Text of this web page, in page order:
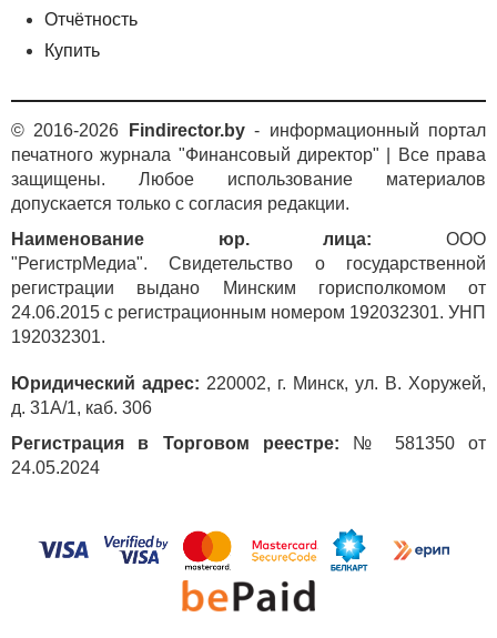
Отчётность
Купить
© 2016-2026 Findirector.by- информационный портал
печатного журнала "Финансовый директор" | Все права
защищены. Любое использование материалов
допускается только с согласия редакции.
Наименование юр. лица: ООО
"РегистрМедиа". Свидетельство о государственной
регистрации выдано Минским горисполкомом от
24.06.2015 с регистрационным номером 192032301. УНП
192032301.
Юридический адрес: 220002, г. Минск, ул. В. Хоружей,
д. 31А/1, каб. 306
Регистрация в Торговом реестре: № 581350 от
24.05.2024